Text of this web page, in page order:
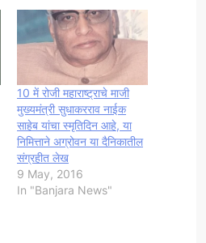
10 में रोजी महाराष्ट्राचे माजी
मुख्यमंत्री सुधाकरराव नाईक
साहेब यांचा स्मृतिदिन आहे, या
निमित्ताने अग्रोवन या दैनिकातील
संग्रहीत लेख
9 May, 2016
In "Banjara News"